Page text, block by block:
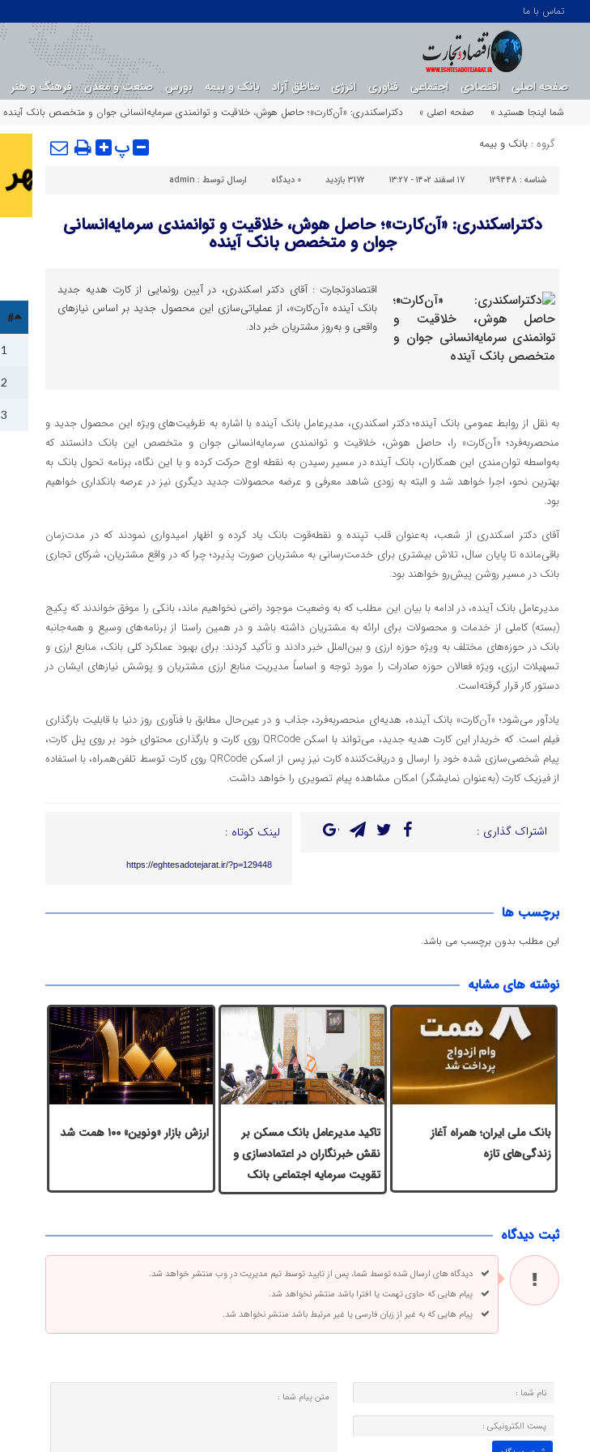
تماس با ما
صفحه اصلی اقتصادی اجتماعی فناوری انرژی مناطق آزاد بانک و بیمه بورس صنعت و معدن فرهنگ و هنر
شما اینجا هستید »
صفحه اصلی » دکتراسکندری: «آن‌کارت»؛ حاصل هوش، خلاقیت و توانمندی سرمایه‌انسانی جوان و متخصص بانک آینده
گروه : بانک و بیمه پ
شناسه : 129448 ۱۷ اسفند ۱۴۰۲ - ۱۳:۲۷ 3172 بازدید 0 دیدگاه ارسال توسط : admin
دکتراسکندری: «آن‌کارت»؛ حاصل هوش، خلاقیت و توانمندی سرمایه‌انسانی
جوان و متخصص بانک آینده
اقتصادوتجارت : آقای دکتر اسکندری، در آیین رونمایی از کارت هدیه جدید
بانک آینده «آن‌کارت»، از عملیاتی‌سازی این محصول جدید بر اساس نیازهای
واقعی و به‌روز مشتریان خبر داد.
به نقل از روابط عمومی بانک آینده؛ دکتر اسکندری، مدیرعامل بانک آینده با اشاره به ظرفیت‌های ویژه این محصول جدید و
منحصر‌به‌فرد؛ «آن‌کارت» را، حاصل هوش، خلاقیت و توانمندی سرمایه‌انسانی جوان و متخصص این بانک دانستند که
به‌واسطه‌ توان‌مندی این همکاران، بانک آینده در مسیر رسیدن به نقطه اوج حرکت کرده و با این نگاه، برنامه تحول بانک به
بهترین نحو، اجرا خواهد شد و البته به زودی شاهد معرفی و عرضه محصولات جدید دیگری نیز در عرصه بانکداری خواهیم
بود.
آقای دکتر اسکندری از شعب، به‌عنوان قلب تپنده و نقطه‌قوت بانک یاد کرده و اظهار امیدواری نمودند که در مدت‌زمان
باقی‌مانده تا پایان سال، تلاش بیشتری برای خدمت‌رسانی به مشتریان صورت پذیرد؛ چرا که در واقع مشتریان، شرکای تجاری
بانک در مسیر روشن پیش‌رو خواهند بود.
مدیرعامل بانک آینده، در ادامه با بیان این مطلب که به وضعیت موجود راضی نخواهیم ماند، بانکی را موفق خواندند که پکیج
(بسته) کاملی از خدمات و محصولات برای ارائه به مشتریان داشته باشد و در همین راستا از برنامه‌های وسیع و همه‌جانبه
بانک در حوزه‌های مختلف به ویژه حوزه ارزی و بین‌الملل خبر دادند و تأکید کردند: برای بهبود عملکرد کلی بانک، منابع ارزی و
تسهیلات ارزی، ویژه فعالان حوزه صادرات را مورد توجه و اساساً مدیریت منابع ارزی مشتریان و پوشش نیازهای ایشان در
دستور کار قرار گرفته‌است.
یادآور می‌شود؛ «آن‌کارت» بانک آینده، هدیه‌ای منحصربه‌فرد، جذاب و در عین‌حال مطابق با فنآوری روز دنیا با قابلیت بارگذاری
فیلم است. که خریدار این کارت هدیه جدید، می‌تواند با اسکن QRCode روی کارت و بارگذاری محتوای خود بر روی پنل کارت،
پیام شخصی‌سازی شده خود را ارسال و دریافت‌کننده کارت نیز پس از اسکن QRCode روی کارت توسط تلفن‌همراه، با استفاده
از فیزیک کارت (به‌عنوان نمایشگر) امکان مشاهده پیام تصویری را خواهد داشت.
اشتراک گذاری : لینک کوتاه :
https://eghtesadotejarat.ir/?p=129448
برچسب ها
این مطلب بدون برچسب می باشد.
نوشته های مشابه
بانک ملی ایران؛ همراه آغاز
زندگی‌های تازه
تاکید مدیرعامل بانک مسکن بر
نقش خبرنگاران در اعتمادسازی و
تقویت سرمایه اجتماعی بانک
ارزش بازار «ونوین» ۱۰۰ همت شد
ثبت دیدگاه
دیدگاه های ارسال شده توسط شما، پس از تایید توسط تیم مدیریت در وب منتشر خواهد شد.
پیام هایی که حاوی تهمت یا افترا باشد منتشر نخواهد شد.
پیام هایی که به غیر از زبان فارسی یا غیر مرتبط باشد منتشر نخواهد شد.
#
1
2
3